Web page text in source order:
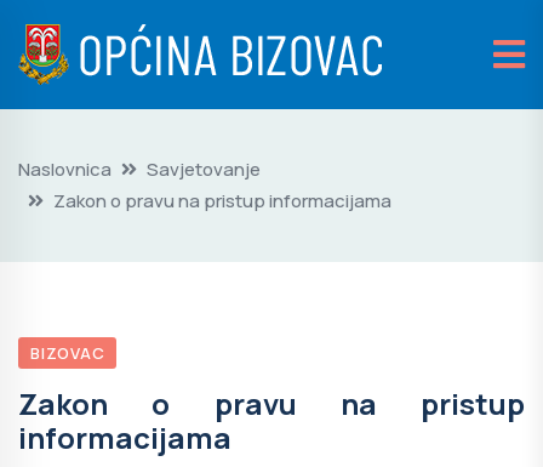
Naslovnica
Savjetovanje
Zakon o pravu na pristup informacijama
BIZOVAC
Zakon o pravu na pristup
informacijama